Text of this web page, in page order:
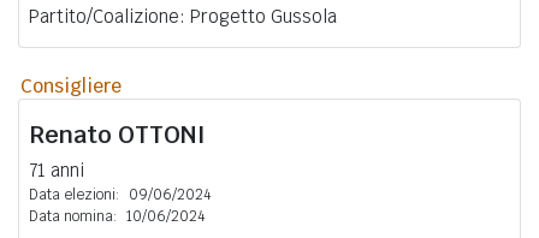
Partito/Coalizione: Progetto Gussola
Consigliere
Renato OTTONI
71 anni
Data elezioni:
09/06/2024
Data nomina: 10/06/2024